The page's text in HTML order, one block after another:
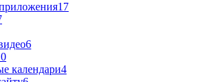
17
6
календари4